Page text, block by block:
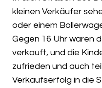
kleinen Verkäufer
oder einem
Gegen 16 Uhr waren
verkauft, und die
zufrieden und auch
Verkaufserfolg in die